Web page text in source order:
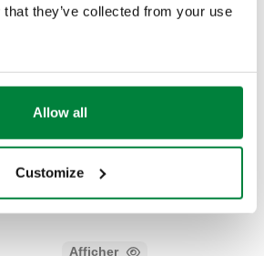
they’ve collected from your use
Allow all
CustomizeAfficher
Style pour radiateurs
Afficher